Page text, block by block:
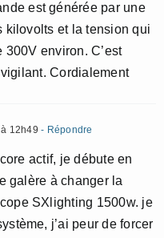
est générée par une
kilovolts et la tension qui
environ. C’est
Cordialement
12h49 - Répondre
actif, je débute en
galère à changer la
SXlighting 1500w. je
j’ai peur de forcer